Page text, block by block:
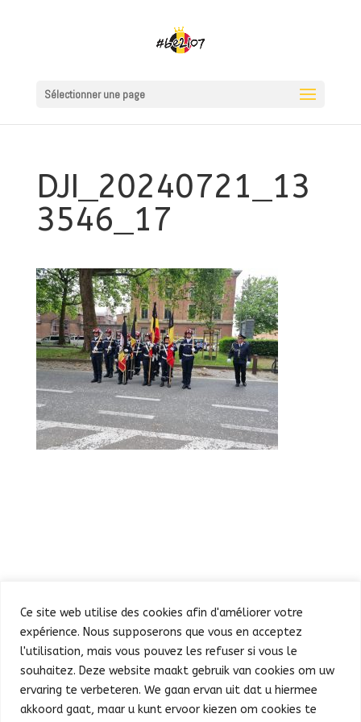
Ce site web utilise des cookies afin d'améliorer votre
expérience. Nous supposerons que vous en acceptez
l'utilisation, mais vous pouvez les refuser si vous le
souhaitez. Deze website maakt gebruik van cookies om uw
ervaring te verbeteren. We gaan ervan uit dat u hiermee
akkoord gaat, maar u kunt ervoor kiezen om cookies te
Sélectionner une page
DJI_20240721_13
3546_17
Défilé
Fête au Parc
Concert et feu d’artifice